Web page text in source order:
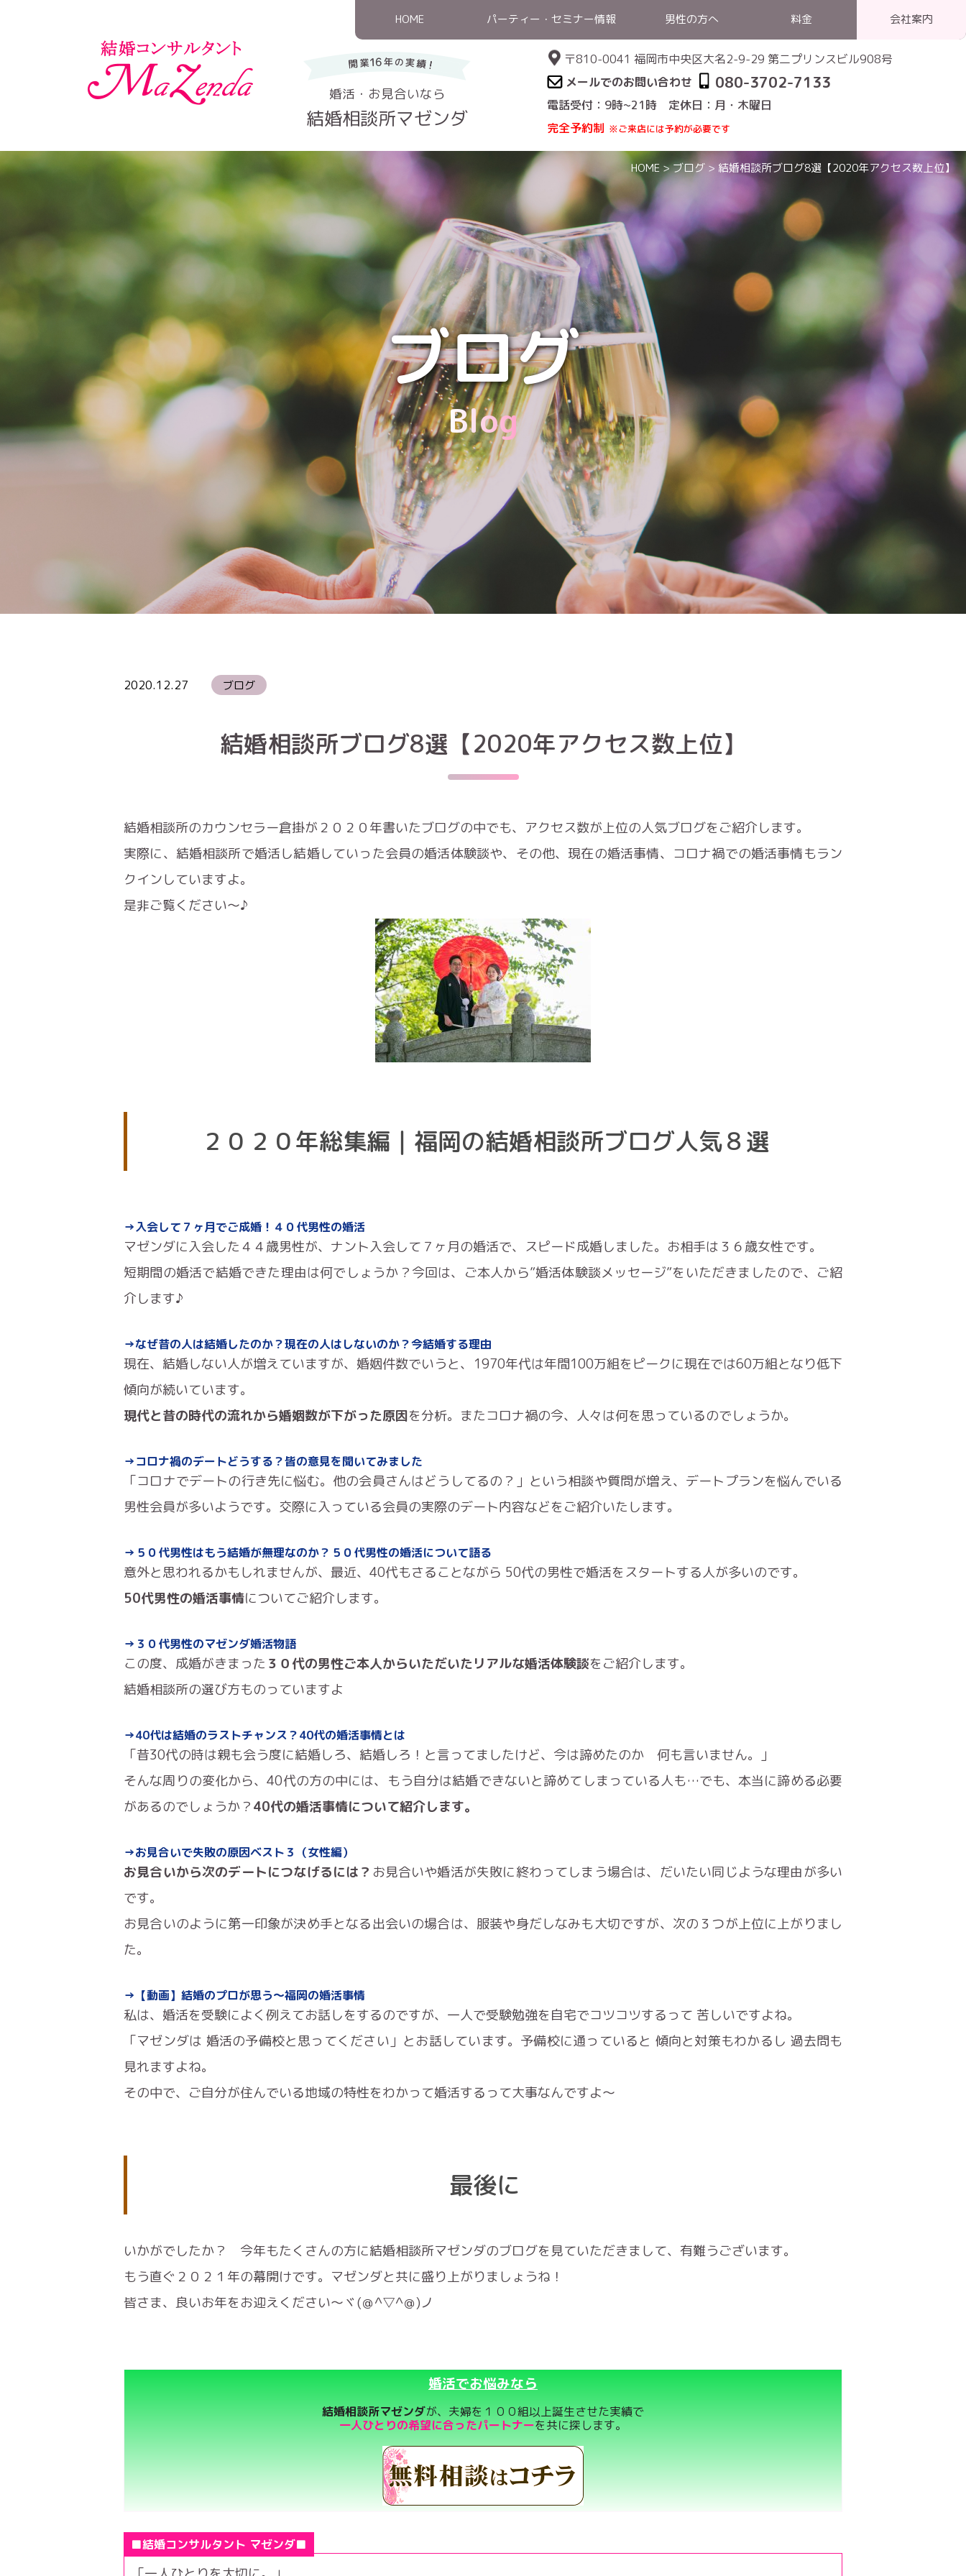
HOME パーティー・セミナー情報 男性の方へ 料金 会社案内
婚活・お見合いなら
結婚相談所マゼンダ
〒810-0041 福岡市中央区大名2-9-29 第二プリンスビル908号
メールでのお問い合わせ
080-3702-7133
電話受付：9時~21時 定休日：月・木曜日
完全予約制 ※ご来店には予約が必要です
ブログ
Blog
HOME >ブログ> 結婚相談所ブログ8選【2020年アクセス数上位】
2020.12.27 ブログ
結婚相談所ブログ8選【2020年アクセス数上位】
結婚相談所のカウンセラー倉掛が２０２０年書いたブログの中でも、アクセス数が上位の人気ブログをご紹介します。
実際に、結婚相談所で婚活し結婚していった会員の婚活体験談や、その他、現在の婚活事情、コロナ禍での婚活事情もラン
クインしていますよ。
是非ご覧ください〜♪
２０２０年総集編｜福岡の結婚相談所ブログ人気８選
→入会して７ヶ月でご成婚！４０代男性の婚活
マゼンダに入会した４４歳男性が、ナント入会して７ヶ月の婚活で、スピード成婚しました。お相手は３６歳女性です。
短期間の婚活で結婚できた理由は何でしょうか？今回は、ご本人から”婚活体験談メッセージ”をいただきましたので、ご紹
介します♪
→なぜ昔の人は結婚したのか？現在の人はしないのか？今結婚する理由
現在、結婚しない人が増えていますが、婚姻件数でいうと、1970年代は年間100万組をピークに現在では60万組となり低下
傾向が続いています。
現代と昔の時代の流れから婚姻数が下がった原因を分析。またコロナ禍の今、人々は何を思っているのでしょうか。
→コロナ禍のデートどうする？皆の意見を聞いてみました
「コロナでデートの行き先に悩む。他の会員さんはどうしてるの？」という相談や質問が増え、デートプランを悩んでいる
男性会員が多いようです。交際に入っている会員の実際のデート内容などをご紹介いたします。
→５０代男性はもう結婚が無理なのか？５０代男性の婚活について語る
意外と思われるかもしれませんが、最近、40代もさることながら 50代の男性で婚活をスタートする人が多いのです。
50代男性の婚活事情についてご紹介します。
→３０代男性のマゼンダ婚活物語
この度、成婚がきまった ３０代の男性ご本人からいただいたリアルな婚活体験談をご紹介します。
結婚相談所の選び方ものっていますよ
→40代は結婚のラストチャンス？40代の婚活事情とは
「昔30代の時は親も会う度に結婚しろ、結婚しろ！と言ってましたけど、今は諦めたのか 何も言いません。」
そんな周りの変化から、40代の方の中には、もう自分は結婚できないと諦めてしまっている人も…でも、本当に諦める必要
があるのでしょうか？ 40代の婚活事情について紹介します。
→お見合いで失敗の原因ベスト３（女性編）
お見合いから次のデートにつなげるには？ お見合いや婚活が失敗に終わってしまう場合は、だいたい同じような理由が多い
です。
お見合いのように第一印象が決め手となる出会いの場合は、服装や身だしなみも大切ですが、次の３つが上位に上がりまし
た。
→【動画】結婚のプロが思う〜福岡の婚活事情
私は、婚活を受験によく例えてお話しをするのですが、一人で受験勉強を自宅でコツコツするって 苦しいですよね。
「マゼンダは 婚活の予備校と思ってください」とお話しています。予備校に通っていると 傾向と対策もわかるし 過去問も
見れますよね。
その中で、ご自分が住んでいる地域の特性をわかって婚活するって大事なんですよ〜
最後に
いかがでしたか？ 今年もたくさんの方に結婚相談所マゼンダのブログを見ていただきまして、有難うございます。
もう直ぐ２０２１年の幕開けです。マゼンダと共に盛り上がりましょうね！
皆さま、良いお年をお迎えください〜ヾ(＠^▽^＠)ノ
婚活でお悩みなら
結婚相談所マゼンダが、夫婦を１００組以上誕生させた実績で
一人ひとりの希望に合ったパートナーを共に探します。
■結婚コンサルタント マゼンダ■